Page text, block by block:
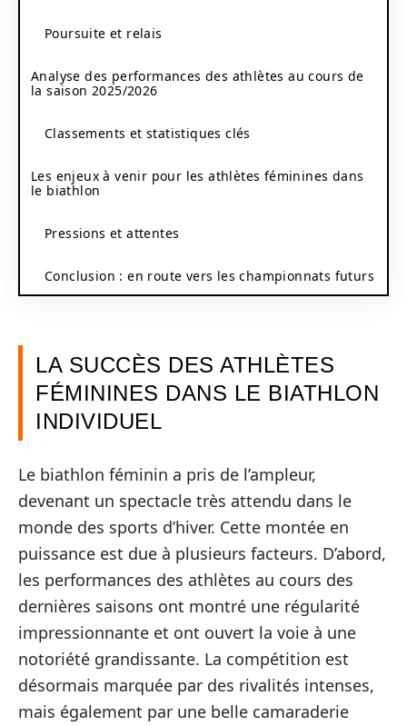
Poursuite et relais
Analyse des performances des athlètes au cours de
la saison 2025/2026
Classements et statistiques clés
Les enjeux à venir pour les athlètes féminines dans
le biathlon
Pressions et attentes
Conclusion : en route vers les championnats futurs
LA SUCCÈS DES ATHLÈTES
FÉMININES DANS LE BIATHLON
INDIVIDUEL
Le biathlon féminin a pris de l’ampleur,
devenant un spectacle très attendu dans le
monde des sports d’hiver. Cette montée en
puissance est due à plusieurs facteurs. D’abord,
les performances des athlètes au cours des
dernières saisons ont montré une régularité
impressionnante et ont ouvert la voie à une
notoriété grandissante. La compétition est
désormais marquée par des rivalités intenses,
mais également par une belle camaraderie